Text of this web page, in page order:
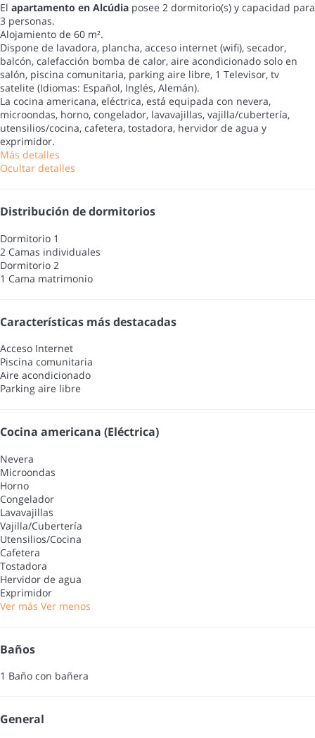
El apartamento en Alcúdia posee 2 dormitorio(s) y capacidad para
3 personas.
Alojamiento de 60 m².
Dispone de lavadora, plancha, acceso internet (wifi), secador,
balcón, calefacción bomba de calor, aire acondicionado solo en
salón, piscina comunitaria, parking aire libre, 1 Televisor, tv
satelite (Idiomas: Español, Inglés, Alemán).
La cocina americana, eléctrica, está equipada con nevera,
microondas, horno, congelador, lavavajillas, vajilla/cubertería,
utensilios/cocina, cafetera, tostadora, hervidor de agua y
exprimidor.
Más detalles
Ocultar detalles
Distribución de dormitorios
Dormitorio 1
2 Camas individuales
Dormitorio 2
1 Cama matrimonio
Características más destacadas
Acceso Internet
Piscina comunitaria
Aire acondicionado
Parking aire libre
Cocina americana (Eléctrica)
Nevera
Microondas
Horno
Congelador
Lavavajillas
Vajilla/Cubertería
Utensilios/Cocina
Cafetera
Tostadora
Hervidor de agua
Exprimidor
Ver más Ver menos
Baños
1 Baño con bañera
General